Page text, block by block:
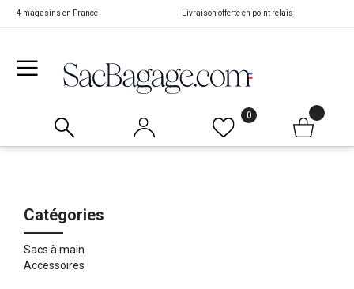
4 magasins en France Livraison offerte en point relais
0
Catégories
Sacs à main
Accessoires